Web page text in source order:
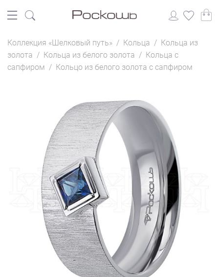
Коллекция «Шелковый путь» / Кольца / Кольца из
золота / Кольца из белого золота / Кольца с
сапфиром / Кольцо из белого золота с сапфиром